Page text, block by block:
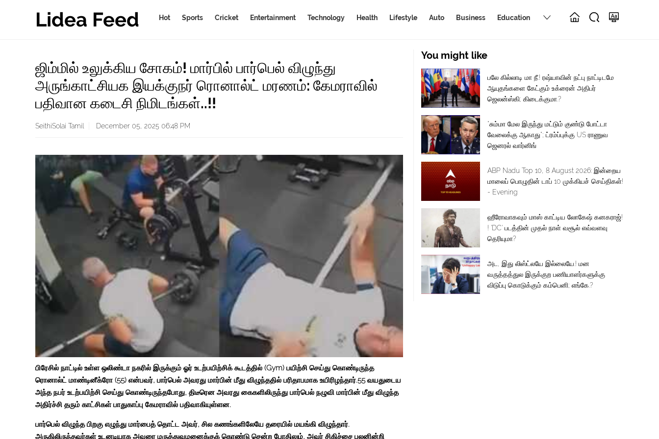
Lidea Feed Hot Sports Cricket Entertainment Technology Health Lifestyle Auto Business Education
ஜிம்மில் உலுக்கிய சோகம்! மார்பில் பார்பெல் விழுந்து
அருங்காட்சியக இயக்குநர் ரொனால்ட் மரணம்: கேமராவில்
பதிவான கடைசி நிமிடங்கள்..!!
SeithiSolai Tamil December 05, 2025 06:48 PM
பிரேசில் நாட்டில் உள்ள ஒலிண்டா நகரில் இருக்கும் ஓர் உடற்பயிற்சிக் கூடத்தில் (Gym) பயிற்சி செய்து கொண்டிருந்த
ரொனால்ட் மாண்டினீக்ரோ (55) என்பவர், பார்பெல் அவரது மார்பின் மீது விழுந்ததில் பரிதாபமாக உயிரிழந்தார்.55 வயதுடைய
அந்த நபர் உடற்பயிற்சி செய்து கொண்டிருந்தபோது, திடீரென அவரது கைகளிலிருந்து பார்பெல் நழுவி மார்பின் மீது விழுந்த
அதிர்ச்சி தரும் காட்சிகள் பாதுகாப்பு கேமராவில் பதிவாகியுள்ளன.
பார்பெல் விழுந்த பிறகு எழுந்து மார்பைத் தொட்ட அவர், சில கணங்களிலேயே தரையில் மயங்கி விழுந்தார்.
அருகிலிருந்தவர்கள் உடனடியாக அவரை மருத்துவமனைக்குக் கொண்டு சென்ற போதிலும், அவர் சிகிச்சை பலனின்றி
You might like
பலே கில்லாடி மா நீ.! ரஷ்யாவின் நட்பு நாட்டிடமே
ஆயுதங்களை கேட்கும் உக்ரைன் அதிபர்
ஜெலன்ஸ்கி; கிடைக்குமா.?
“சும்மா மேல இருந்து மட்டும் குண்டு போட்டா
வேலைக்கு ஆகாது“; ட்ரம்ப்புக்கு US ராணுவ
ஜெனரல் வார்னிங்
ABP Nadu Top 10, 8 August 2026: இன்றைய
மாலைப் பொழுதின் டாப் 10 முக்கியச் செய்திகள்!
- Evening
ஹீரோவாகவும் மாஸ் காட்டிய லோகேஷ் கனகராஜ்!
! 'DC' படத்தின் முதல் நாள் வசூல் எவ்வளவு
தெரியுமா?
அட, இது லிஸ்ட்லயே இல்லையே.! மன
வருத்தத்துல இருக்குற பணியாளர்களுக்கு
விடுப்பு கொடுக்கும் கம்பெனி; எங்கே.?